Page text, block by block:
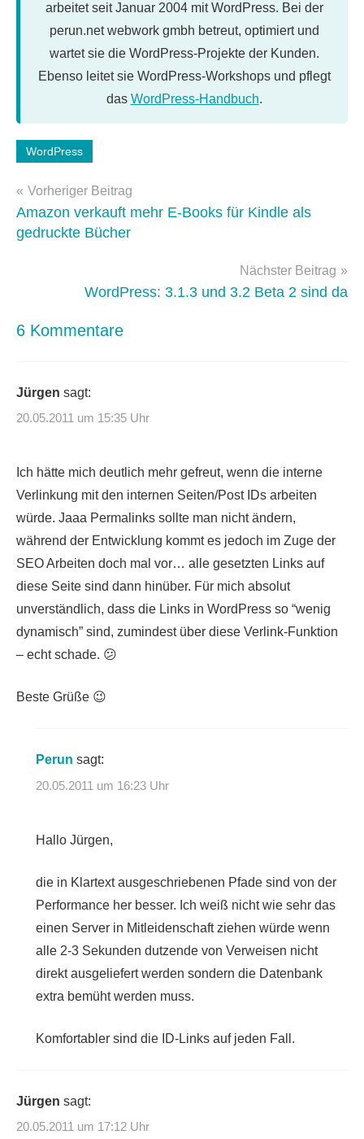
arbeitet seit Januar 2004 mit WordPress. Bei der
perun.net webwork gmbh betreut, optimiert und
wartet sie die WordPress-Projekte der Kunden.
Ebenso leitet sie WordPress-Workshops und pflegt
das WordPress-Handbuch.
Schlagwörter:
wordpress
3.2
WordPress
Beitragsnavigation
Vorheriger Beitrag
Amazon verkauft mehr E-Books für Kindle als
gedruckte Bücher
Nächster Beitrag
WordPress: 3.1.3 und 3.2 Beta 2 sind da
6 Kommentare
Jürgen sagt:
20.05.2011 um 15:35 Uhr
Ich hätte mich deutlich mehr gefreut, wenn die interne
Verlinkung mit den internen Seiten/Post IDs arbeiten
würde. Jaaa Permalinks sollte man nicht ändern,
während der Entwicklung kommt es jedoch im Zuge der
SEO Arbeiten doch mal vor… alle gesetzten Links auf
diese Seite sind dann hinüber. Für mich absolut
unverständlich, dass die Links in WordPress so “wenig
dynamisch” sind, zumindest über diese Verlink-Funktion
– echt schade. 😕
Beste Grüße 😉
Perun sagt:
20.05.2011 um 16:23 Uhr
Hallo Jürgen,
die in Klartext ausgeschriebenen Pfade sind von der
Performance her besser. Ich weiß nicht wie sehr das
einen Server in Mitleidenschaft ziehen würde wenn
alle 2-3 Sekunden dutzende von Verweisen nicht
direkt ausgeliefert werden sondern die Datenbank
extra bemüht werden muss.
Komfortabler sind die ID-Links auf jeden Fall.
Jürgen sagt:
20.05.2011 um 17:12 Uhr